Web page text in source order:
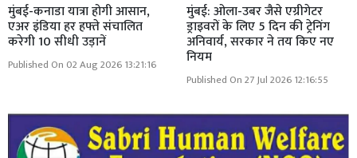
मुंबई-कनाडा यात्रा होगी आसान,
एअर इंडिया हर हफ्ते संचालित
करेगी 10 सीधी उड़ानें
Published On 02 Aug 2026 13:21:16
मुंबई: ओला-उबर जैसे एग्रीगेटर
ड्राइवरों के लिए 5 दिन की ट्रेनिंग
अनिवार्य, सरकार ने तय किए नए
नियम
Published On 27 Jul 2026 12:16:55